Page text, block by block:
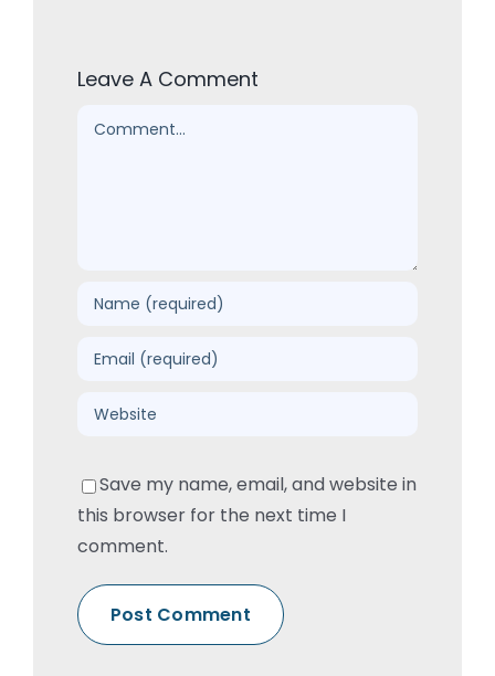
Leave A Comment
Comment
Save my name, email, and website in
this browser for the next time I
comment.